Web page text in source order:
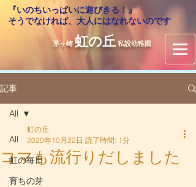
『いのちいっぱいに遊びきる！』
​そうでなければ、大人にはなれないのです
茅ヶ崎 虹の丘 私設幼稚園
記事
All
虹の毎日
育ちの芽
All
コマも流行りだしました
虹の丘
2020年10月22日 読了時間: 1分